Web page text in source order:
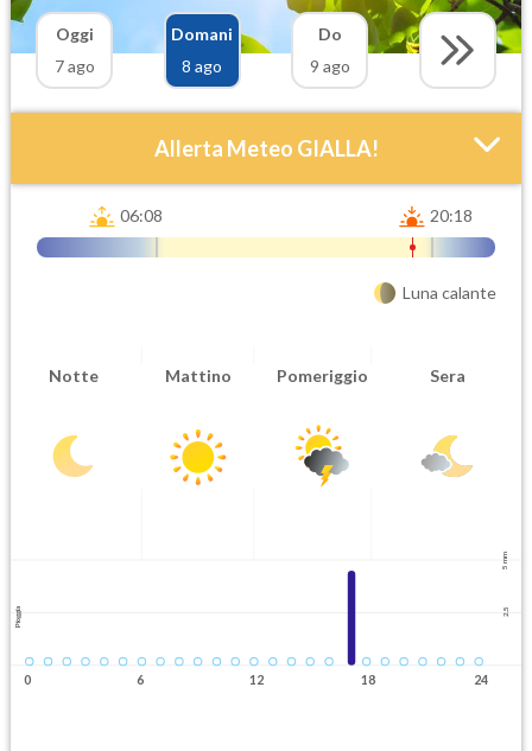
Oggi
7 ago
Domani
8 ago
Do
9 ago
Allerta Meteo GIALLA!
Orario inizio
Ora fine
08-08T
06:08 20:18
Luna calante
Notte Mattino Pomeriggio Sera
5 mm
2.5
Pioggia
0 6 12 18 24